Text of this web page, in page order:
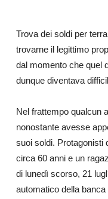
Trova dei soldi per
trovarne il legittimo
dal momento che quel
dunque diventava
Nel frattempo qualcun
nonostante avesse
suoi soldi. Protagonisti
circa 60 anni e un
di lunedì scorso, 21
automatico della